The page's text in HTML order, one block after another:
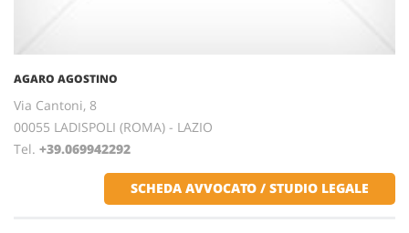
AGARO AGOSTINO
Via Cantoni, 8
00055 LADISPOLI (ROMA) - LAZIO
Tel. +39.069942292
SCHEDA AVVOCATO / STUDIO LEGALE